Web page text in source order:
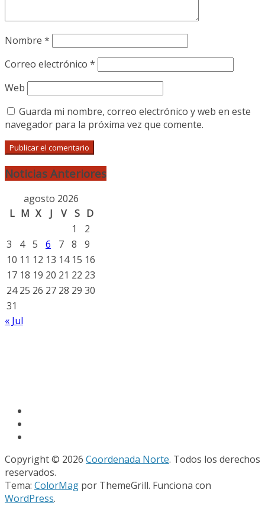
Nombre *
Correo electrónico *
Web
Guarda mi nombre, correo electrónico y web en este
navegador para la próxima vez que comente.
Noticias Anteriores
agosto 2026
L M X J V S D
1
2
3
4 5 6 7 8
9
10 11 12 13 14 15 16
17 18 19 20 21 22 23
24 25 26 27 28 29 30
31
« Jul
Copyright © 2026 Coordenada Norte. Todos los derechos
reservados.
Tema: ColorMag por ThemeGrill. Funciona con
WordPress.